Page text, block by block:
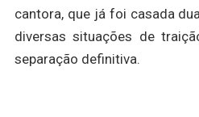
cantora, que já foi casada
diversas situações de
separação definitiva.